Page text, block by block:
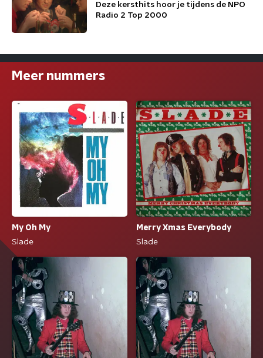
Deze kersthits hoor je tijdens de NPO
Radio 2 Top 2000
Meer nummers
My Oh My
Slade
Merry Xmas Everybody
Slade